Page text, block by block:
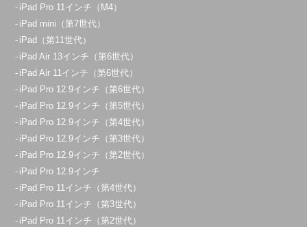
iPad Pro 11インチ（M4）
iPad mini（第7世代）
iPad（第11世代）
iPad Air 13インチ（第6世代）
iPad Air 11インチ（第6世代）
iPad Pro 12.9インチ（第6世代）
iPad Pro 12.9インチ（第5世代）
iPad Pro 12.9インチ（第4世代）
iPad Pro 12.9インチ（第3世代）
iPad Pro 12.9インチ（第2世代）
iPad Pro 12.9インチ
iPad Pro 11インチ（第4世代）
iPad Pro 11インチ（第3世代）
iPad Pro 11インチ（第2世代）